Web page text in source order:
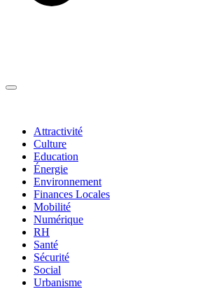
Attractivité
Culture
Education
Énergie
Environnement
Finances Locales
Mobilité
Numérique
RH
Santé
Sécurité
Social
Urbanisme